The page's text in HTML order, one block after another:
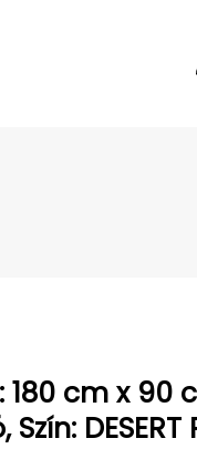
180 cm x 90
DESERT